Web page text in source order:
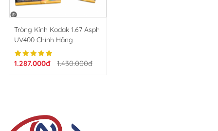
Tròng Kính Kodak 1.67 Asph
UV400 Chính Hãng
1.287.000đ 1.430.000đ